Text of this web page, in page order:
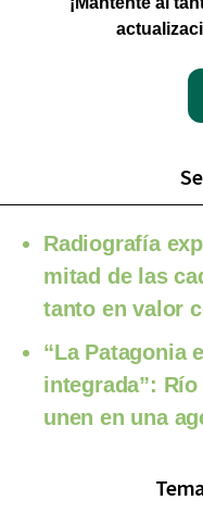
Radiografía
mitad de las
tanto en valor
“La Patagonia
integrada”:
unen en una